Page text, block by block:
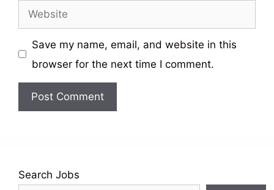
Website
Save my name, email, and website in this
browser for the next time I comment.
Search Jobs